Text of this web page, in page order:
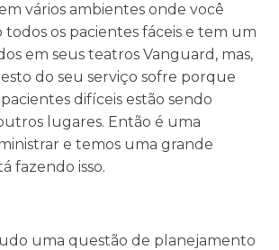
vários ambientes onde você
todos os pacientes fáceis e tem um
em seus teatros Vanguard, mas,
do seu serviço sofre porque
difíceis estão sendo
lugares. Então é uma
e temos uma grande
fazendo isso.
uma questão de planejamento